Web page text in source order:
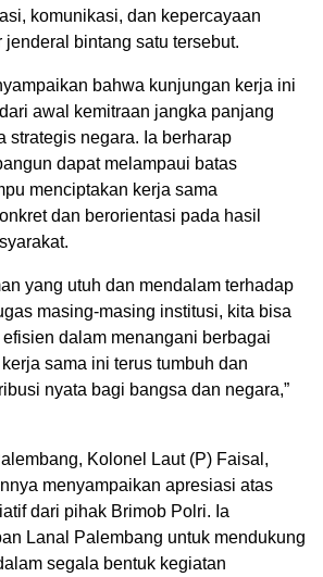
komunikasi, dan kepercayaan
jenderal bintang satu tersebut.
bahwa kunjungan kerja ini
awal kemitraan jangka panjang
strategis negara. Ia berharap
dapat melampaui batas
menciptakan kerja sama
dan berorientasi pada hasil
yang utuh dan mendalam terhadap
masing-masing institusi, kita bisa
dalam menangani berbagai
sama ini terus tumbuh dan
nyata bagi bangsa dan negara,”
Kolonel Laut (P) Faisal,
menyampaikan apresiasi atas
dari pihak Brimob Polri. Ia
Lanal Palembang untuk mendukung
segala bentuk kegiatan